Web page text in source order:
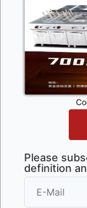
Please
definition